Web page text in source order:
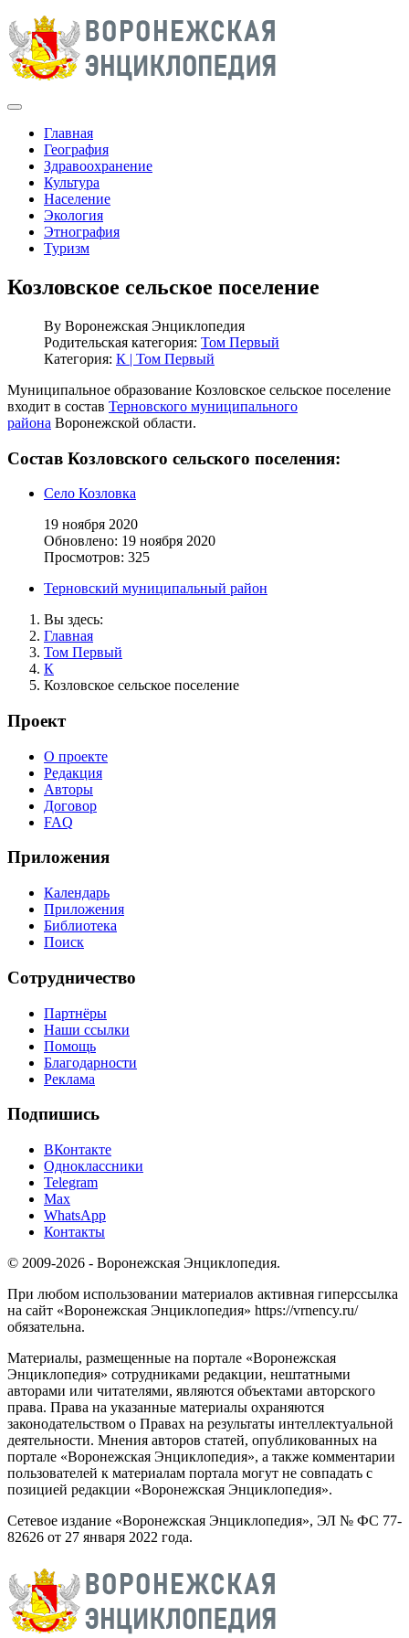
Главная
География
Здравоохранение
Культура
Население
Экология
Этнография
Туризм
Козловское сельское поселение
By Воронежская Энциклопедия
Родительская категория: Том Первый
Категория: К | Том Первый
Муниципальное образование Козловское сельское поселение
входит в состав Терновского муниципального
района Воронежской области.
Состав Козловского сельского поселения:
Село Козловка
19 ноября 2020
Обновлено: 19 ноября 2020
Просмотров: 325
Терновский муниципальный район
Вы здесь:
Главная
Том Первый
К
Козловское сельское поселение
Проект
О проекте
Редакция
Авторы
Договор
FAQ
Приложения
Календарь
Приложения
Библиотека
Поиск
Сотрудничество
Партнёры
Наши ссылки
Помощь
Благодарности
Реклама
Подпишись
ВКонтакте
Одноклассники
Telegram
Max
WhatsApp
Контакты
© 2009-2026 - Воронежская Энциклопедия.
При любом использовании материалов активная гиперссылка
на сайт «Воронежская Энциклопедия» https://vrnency.ru/
обязательна.
Материалы, размещенные на портале «Воронежская
Энциклопедия» сотрудниками редакции, нештатными
авторами или читателями, являются объектами авторского
права. Права на указанные материалы охраняются
законодательством о Правах на результаты интеллектуальной
деятельности. Мнения авторов статей, опубликованных на
портале «Воронежская Энциклопедия», а также комментарии
пользователей к материалам портала могут не совпадать с
позицией редакции «Воронежская Энциклопедия».
Сетевое издание «Воронежская Энциклопедия», ЭЛ № ФС 77-
82626 от 27 января 2022 года.